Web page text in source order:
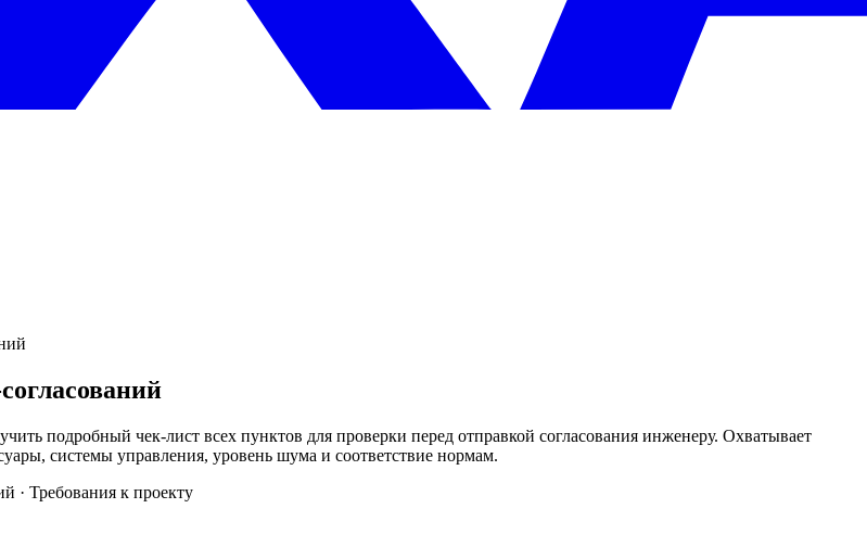
подробный чек-лист всех пунктов для проверки перед отправкой согласования инженеру. Охватывает
системы управления, уровень шума и соответствие нормам.
· Требования к проекту